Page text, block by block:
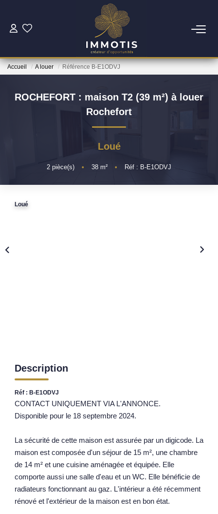
ESTIMER
Nos Biens
Nos Services
AGENCES
Notre Équipe
Parrainage
Avis Clients
Accueil A louer Référence B-E1ODVJ
ROCHEFORT : maison T2 (39 m²) à louer
Rochefort
Loué
2 pièce(s) • 38 m² • Réf : B-E1ODVJ
Loué
Description
Réf : B-E1ODVJ
CONTACT UNIQUEMENT VIA L'ANNONCE.
Disponible pour le 18 septembre 2024.
La sécurité de cette maison est assurée par un digicode. La
maison est composée d'un séjour de 15 m², une chambre
de 14 m² et une cuisine aménagée et équipée. Elle
comporte aussi une salle d'eau et un WC. Elle bénéficie de
radiateurs fonctionnant au gaz. L'intérieur a été récemment
rénové et l'extérieur de la maison est en bon état.